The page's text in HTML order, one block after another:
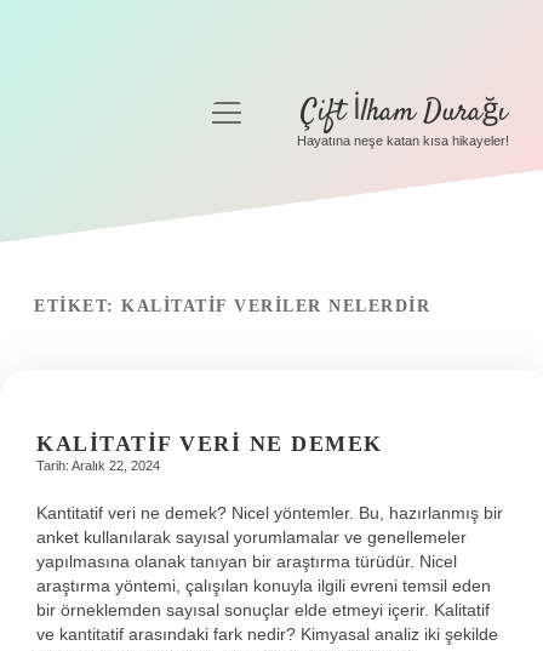
Gizlilik Politikası
menüyü
aç
Çift İlham Durağı
Hayatına neşe katan kısa hikayeler!
ETIKET: KALITATIF VERILER NELERDIR
KALITATIF VERI NE DEMEK
Tarih: Aralık 22, 2024
Kantitatif veri ne demek? Nicel yöntemler. Bu, hazırlanmış bir
anket kullanılarak sayısal yorumlamalar ve genellemeler
yapılmasına olanak tanıyan bir araştırma türüdür. Nicel
araştırma yöntemi, çalışılan konuyla ilgili evreni temsil eden
bir örneklemden sayısal sonuçlar elde etmeyi içerir. Kalitatif
ve kantitatif arasındaki fark nedir? Kimyasal analiz iki şekilde